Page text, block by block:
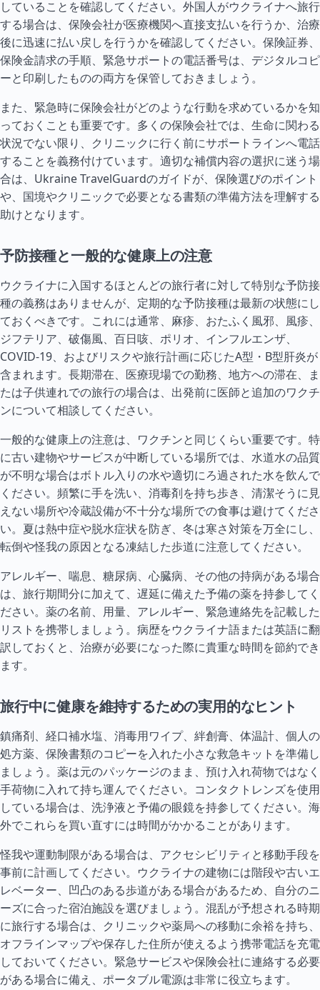
していることを確認してください。外国人がウクライナへ旅行
する場合は、保険会社が医療機関へ直接支払いを行うか、治療
後に迅速に払い戻しを行うかを確認してください。保険証券、
保険金請求の手順、緊急サポートの電話番号は、デジタルコピ
ーと印刷したものの両方を保管しておきましょう。
また、緊急時に保険会社がどのような行動を求めているかを知
っておくことも重要です。多くの保険会社では、生命に関わる
状況でない限り、クリニックに行く前にサポートラインへ電話
することを義務付けています。適切な補償内容の選択に迷う場
合は、Ukraine TravelGuardのガイドが、保険選びのポイント
や、国境やクリニックで必要となる書類の準備方法を理解する
助けとなります。
予防接種と一般的な健康上の注意
ウクライナに入国するほとんどの旅行者に対して特別な予防接
種の義務はありませんが、定期的な予防接種は最新の状態にし
ておくべきです。これには通常、麻疹、おたふく風邪、風疹、
ジフテリア、破傷風、百日咳、ポリオ、インフルエンザ、
COVID-19、およびリスクや旅行計画に応じたA型・B型肝炎が
含まれます。長期滞在、医療現場での勤務、地方への滞在、ま
たは子供連れでの旅行の場合は、出発前に医師と追加のワクチ
ンについて相談してください。
一般的な健康上の注意は、ワクチンと同じくらい重要です。特
に古い建物やサービスが中断している場所では、水道水の品質
が不明な場合はボトル入りの水や適切にろ過された水を飲んで
ください。頻繁に手を洗い、消毒剤を持ち歩き、清潔そうに見
えない場所や冷蔵設備が不十分な場所での食事は避けてくださ
い。夏は熱中症や脱水症状を防ぎ、冬は寒さ対策を万全にし、
転倒や怪我の原因となる凍結した歩道に注意してください。
アレルギー、喘息、糖尿病、心臓病、その他の持病がある場合
は、旅行期間分に加えて、遅延に備えた予備の薬を持参してく
ださい。薬の名前、用量、アレルギー、緊急連絡先を記載した
リストを携帯しましょう。病歴をウクライナ語または英語に翻
訳しておくと、治療が必要になった際に貴重な時間を節約でき
ます。
旅行中に健康を維持するための実用的なヒント
鎮痛剤、経口補水塩、消毒用ワイプ、絆創膏、体温計、個人の
処方薬、保険書類のコピーを入れた小さな救急キットを準備し
ましょう。薬は元のパッケージのまま、預け入れ荷物ではなく
手荷物に入れて持ち運んでください。コンタクトレンズを使用
している場合は、洗浄液と予備の眼鏡を持参してください。海
外でこれらを買い直すには時間がかかることがあります。
怪我や運動制限がある場合は、アクセシビリティと移動手段を
事前に計画してください。ウクライナの建物には階段や古いエ
レベーター、凹凸のある歩道がある場合があるため、自分のニ
ーズに合った宿泊施設を選びましょう。混乱が予想される時期
に旅行する場合は、クリニックや薬局への移動に余裕を持ち、
オフラインマップや保存した住所が使えるよう携帯電話を充電
しておいてください。緊急サービスや保険会社に連絡する必要
がある場合に備え、ポータブル電源は非常に役立ちます。